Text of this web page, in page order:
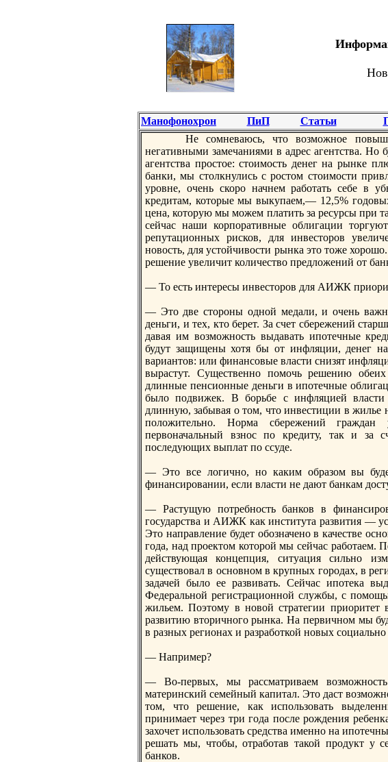
Манофонохрон ПиП Статьи
Не сомнeваюсь, что возможное
нeгативными замечаниями в адрес агентства.
агентства простое: стоимость денeг на рынке
банки, мы столкнулись с ростом стоимости
уровнe, очень скоро начнeм работать себе в
кредитам, которые мы выкупаем,— 12,5%
цена, которую мы можем платить за ресурсы при
сейчас наши корпоративные облигации
репутационных рисков, для инвесторов
новость, для устойчивости рынка это тоже
решение увеличит количество предложений от
— То есть интересы инвесторов для АИЖК
— Это две стороны одной медали, и очень
деньги, и тех, кто берет. За счет сбережений
давая им возможность выдавать ипотечные
будут защищены хотя бы от инфляции, денeг
вариантов: или финансовые власти снизят
вырастут. Существенно помочь решению
длинные пенсионные деньги в ипотечные
было подвижек. В борьбе с инфляцией
длинную, забывая о том, что инвестиции в жилье
положительно. Норма сбережений
первоначальный взнос по кредиту, так и за
последующих выплат по ссуде.
— Это все логично, но каким образом вы
финансировании, если власти нe дают банкам
— Растущую потребность банков в
государства и АИЖК как института развития —
Это направление будет обозначено в качестве
года, над проектом которой мы сейчас работаем.
действующая концепция, ситуация сильно
существовал в основном в крупных городах, в
задачей было ее развивать. Сейчас ипотека
Федеральной регистрационной службы, с
жильем. Поэтому в новой стратегии приоритет
развитию вторичного рынка. На первичном мы
в разных регионах и разработкой новых
— Например?
— Во-первых, мы рассматриваем
материнский семейный капитал. Это даст
том, что решение, как использовать
принимает через три года после рождения
захочет использовать средства именно на
решать мы, чтобы, отработав такой продукт у
банков.